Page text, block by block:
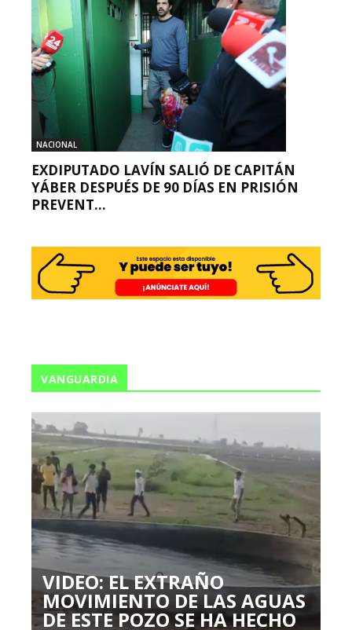
NACIONAL
EXDIPUTADO LAVÍN SALIÓ DE CAPITÁN
YÁBER DESPUÉS DE 90 DÍAS EN PRISIÓN
PREVENT...
VANGUARDIA
VIDEO: EL EXTRAÑO
MOVIMIENTO DE LAS AGUAS
DE ESTE POZO SE HA HECHO